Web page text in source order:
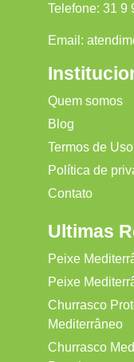
Telefone: 31 9
Email:
Quem somos
Blog
Termos de Uso
Política de
Contato
Ultimas
Peixe
Peixe
Churrasco
Mediterrâneo
Churrasco